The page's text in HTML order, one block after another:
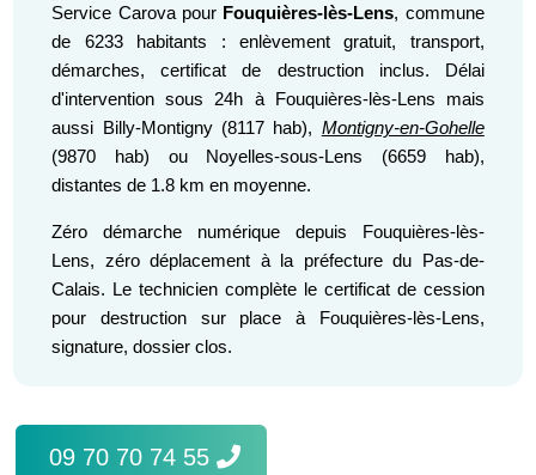
Service Carova pour Fouquières-lès-Lens, commune
de 6233 habitants : enlèvement gratuit, transport,
démarches, certificat de destruction inclus. Délai
d'intervention sous 24h à Fouquières-lès-Lens mais
aussi Billy-Montigny (8117 hab), Montigny-en-Gohelle
(9870 hab) ou Noyelles-sous-Lens (6659 hab),
distantes de 1.8 km en moyenne.
Zéro démarche numérique depuis Fouquières-lès-
Lens, zéro déplacement à la préfecture du Pas-de-
Calais. Le technicien complète le certificat de cession
pour destruction sur place à Fouquières-lès-Lens,
signature, dossier clos.
09 70 70 74 55